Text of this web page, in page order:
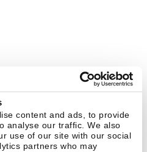
content and ads, to provide
analyse our traffic. We also
use of our site with our social
partners who may
隐私策略
议 B2B
号
资源中心 新闻稿